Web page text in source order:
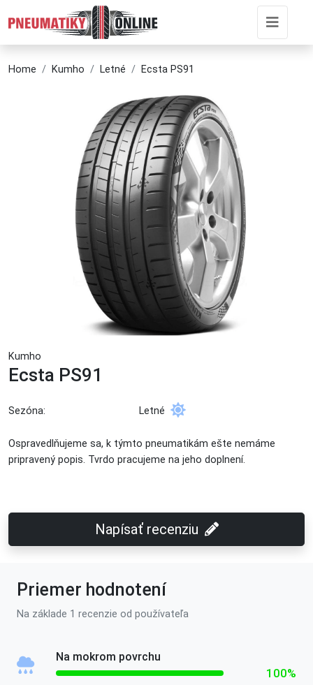
Home Kumho Letné Ecsta PS91
Kumho
Ecsta PS91
Sezóna: Letné
Ospravedlňujeme sa, k týmto pneumatikám ešte nemáme
pripravený popis. Tvrdo pracujeme na jeho doplnení.
Napísať recenziu
Priemer hodnotení
Na základe 1 recenzie od používateľa
Na mokrom povrchu
100%